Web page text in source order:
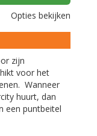
Opties bekijken
zijn
voor het
Wanneer
huurt, dan
een puntbeitel